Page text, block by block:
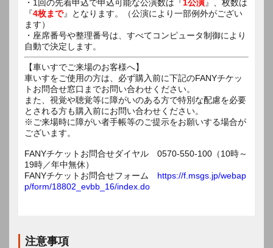
・1回の先着申込で申込可能な公演数は『1公演』、枚数は
『4枚まで』となります。（公演により一部例外がござい
ます）
・座席番号や整理番号は、すべてコンピュータ制御により
自動で決定します。
【車いすでご来場のお客様へ】
車いすをご使用の方は、必ず購入前に下記のFANYチケッ
トお問合せ窓口までお問い合わせください。
また、視覚や聴覚等に障がいのある方で特別な配慮を必要
とされる方も購入前にお問い合わせください。
※ご来場時に障がい者手帳等のご提示をお願いする場合が
ございます。
FANYチケットお問合せダイヤル 0570-550-100（10時～
19時／年中無休）
FANYチケットお問合せフォーム https://f.msgs.jp/webap
p/form/18802_evbb_16/index.do
注意事項